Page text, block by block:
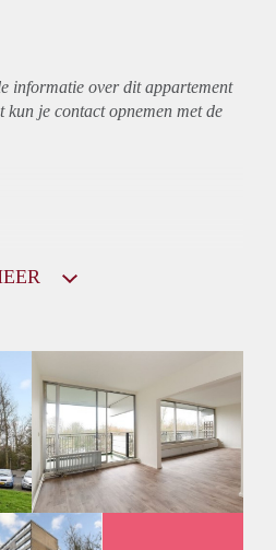
informatie over ditappartement
je contact opnemen met de